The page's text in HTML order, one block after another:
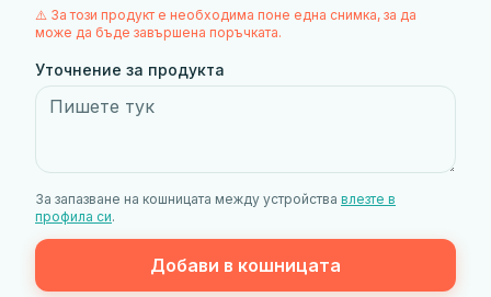
⚠️ За този продукт е необходима поне една снимка, за да
може да бъде завършена поръчката.
Уточнение за продукта
За запазване на кошницата между устройства влезте в
профила си.
Добави в кошницата